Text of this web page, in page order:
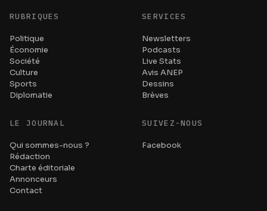
RUBRIQUES
Politique
Économie
Société
Culture
Sports
Diplomatie
SERVICES
Newsletters
Podcasts
Live Stats
Avis ANEP
Dessins
Brèves
LE JOURNAL
Qui sommes-nous ?
Rédaction
Charte éditoriale
Annonceurs
Contact
SUIVEZ-NOUS
Facebook